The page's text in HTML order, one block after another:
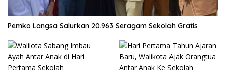
Pemko Langsa Salurkan 20.963 Seragam Sekolah Gratis